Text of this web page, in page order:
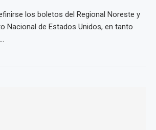
los boletos del Regional Noreste y
Nacional de Estados Unidos, en tanto